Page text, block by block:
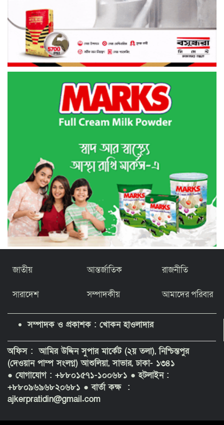
জাতীয় আন্তর্জাতিক রাজনীতি
সারাদেশ সম্পাদকীয় আমাদের পরিবার
সম্পাদক ও প্রকাশক : খোকন হাওলাদার
অফিস : আমির উদ্দিন সুপার মার্কেট (২য় তলা), নিশ্চিন্তপুর
(দেওয়ান পাম্প সংলগ্ন) আশুলিয়া, সাভার, ঢাকা- ১৩৪১
● যোগাযোগ : +৮৮০১৫৭১-১০০৬৮১ ● হটলাইন :
+৮৮০৯৬৯৬৮২০৬৮১ ● বার্তা কক্ষ :
ajkerpratidin@gmail.com